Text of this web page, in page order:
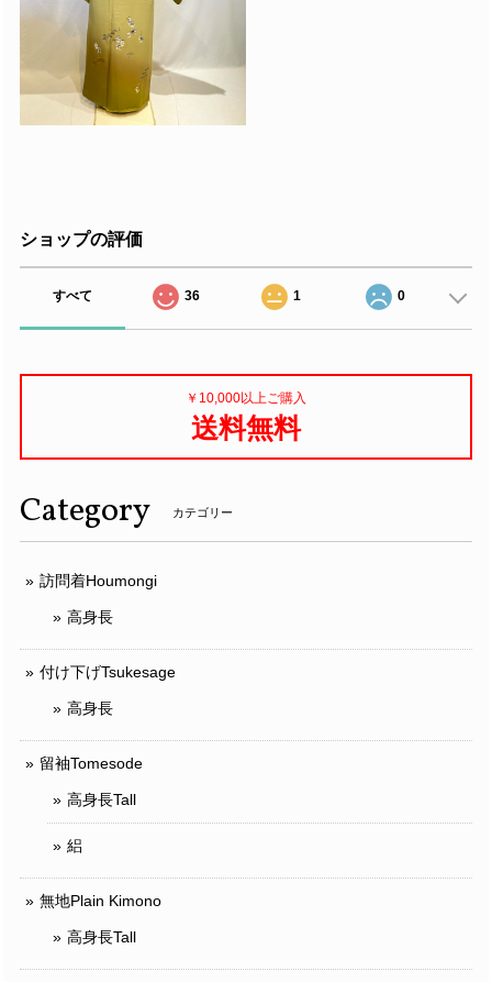
ショップの評価
すべて 36 1 0
￥10,000以上ご購入
送料無料
Category カテゴリー
訪問着Houmongi
高身長
付け下げTsukesage
高身長
留袖Tomesode
高身長Tall
絽
無地Plain Kimono
高身長Tall